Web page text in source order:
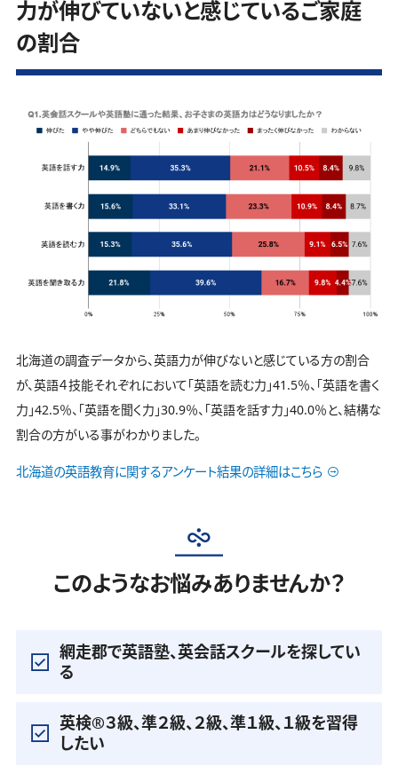
力が伸びていないと感じているご家庭
の割合
北海道の調査データから、英語力が伸びないと感じている方の割合
が、英語４技能それぞれにおいて「英語を読む力」41.5％、「英語を書く
力」42.5％、「英語を聞く力」30.9％、「英語を話す力」40.0％と、結構な
割合の方がいる事がわかりました。
北海道の英語教育に関するアンケート結果の詳細はこちら
このようなお悩みありませんか？
網走郡で英語塾、英会話スクールを探してい
る
英検®️３級、準２級、２級、準１級、１級を習得
したい